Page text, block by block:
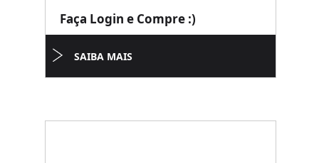
Faça Login e Compre :)
SAIBA MAIS